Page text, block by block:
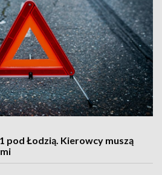
pod Łodzią. Kierowcy muszą